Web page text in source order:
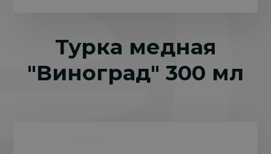
Турка медная
"Виноград" 300 мл